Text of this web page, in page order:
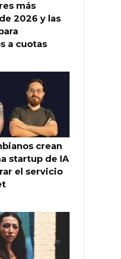
más
2026 y las
a cuotas
crean
startup de IA
el servicio